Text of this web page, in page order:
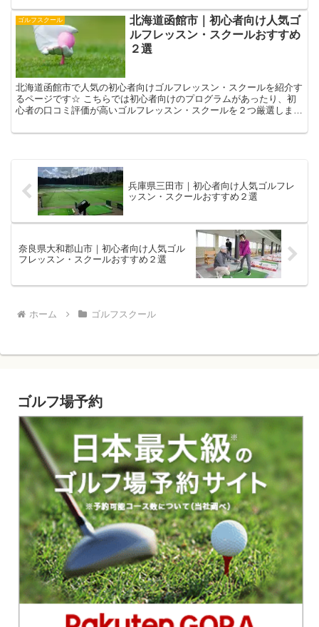
ゴルフスクール
北海道函館市｜初心者向け人気ゴ
ルフレッスン・スクールおすすめ
２選
北海道函館市で人気の初心者向けゴルフレッスン・スクールを紹介す
るページです☆ こちらでは初心者向けのプログラムがあったり、初
心者の口コミ評価が高いゴルフレッスン・スクールを２つ厳選しまし
兵庫県三田市｜初心者向け人気ゴルフレ
ッスン・スクールおすすめ２選
奈良県大和郡山市｜初心者向け人気ゴル
フレッスン・スクールおすすめ２選
ホーム ゴルフスクール
ゴルフ場予約